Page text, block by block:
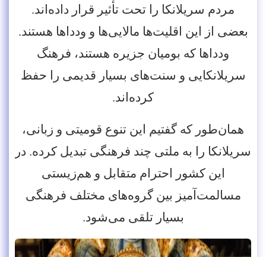
مردم سریلانکا را تحت تأثیر قرار داده‌اند.
بعضی از این اقلیت‌ها مالایی‌ها و ودداها هستند.
ودداها که بومیان جزیره هستند، فرهنگ
سریلانکایی و سنت‌های بسیار قدیمی را حفظ
کرده‌اند.
همان‌طور که گفتیم این تنوع قومیتی و زبانی،
سریلانکا را به ملتی چند فرهنگی تبدیل کرده. در
این کشور احترام متقابل و هم‌زیستی
مسالمت‌آمیز بین گروه‌های مختلف فرهنگی
بسیار تلقی می‌شود.